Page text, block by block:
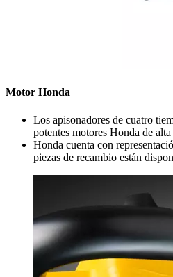
Motor Honda
Los apisonadores de cuatro
potentes motores Honda de
Honda cuenta con
piezas de recambio están